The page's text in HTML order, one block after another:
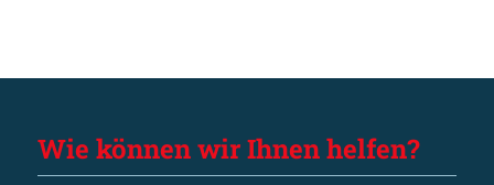
Wie können wir Ihnen helfen?